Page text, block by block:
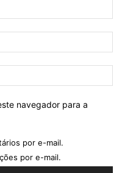
navegador para a
por e-mail.
por e-mail.